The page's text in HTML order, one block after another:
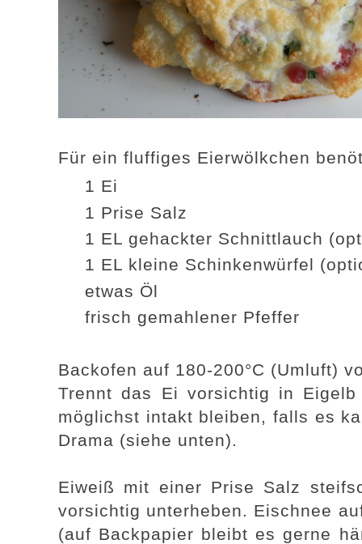
Für ein fluffiges Eierwölkchen
1 Ei
1 Prise Salz
1 EL gehackter Schnittlauch
1 EL kleine Schinkenwürfel
etwas Öl
frisch gemahlener Pfeffer
Backofen auf 180-200°C (Umluft)
Trennt das Ei vorsichtig in
möglichst intakt bleiben, falls es
Drama (siehe unten).
Eiweiß mit einer Prise Salz
vorsichtig unterheben. Eischnee
(auf Backpapier bleibt es gerne